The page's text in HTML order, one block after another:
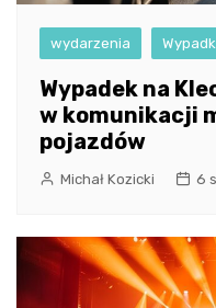
wydarzenia
Wypadek na
w komunikacji
pojazdów
Michał Kozicki 6